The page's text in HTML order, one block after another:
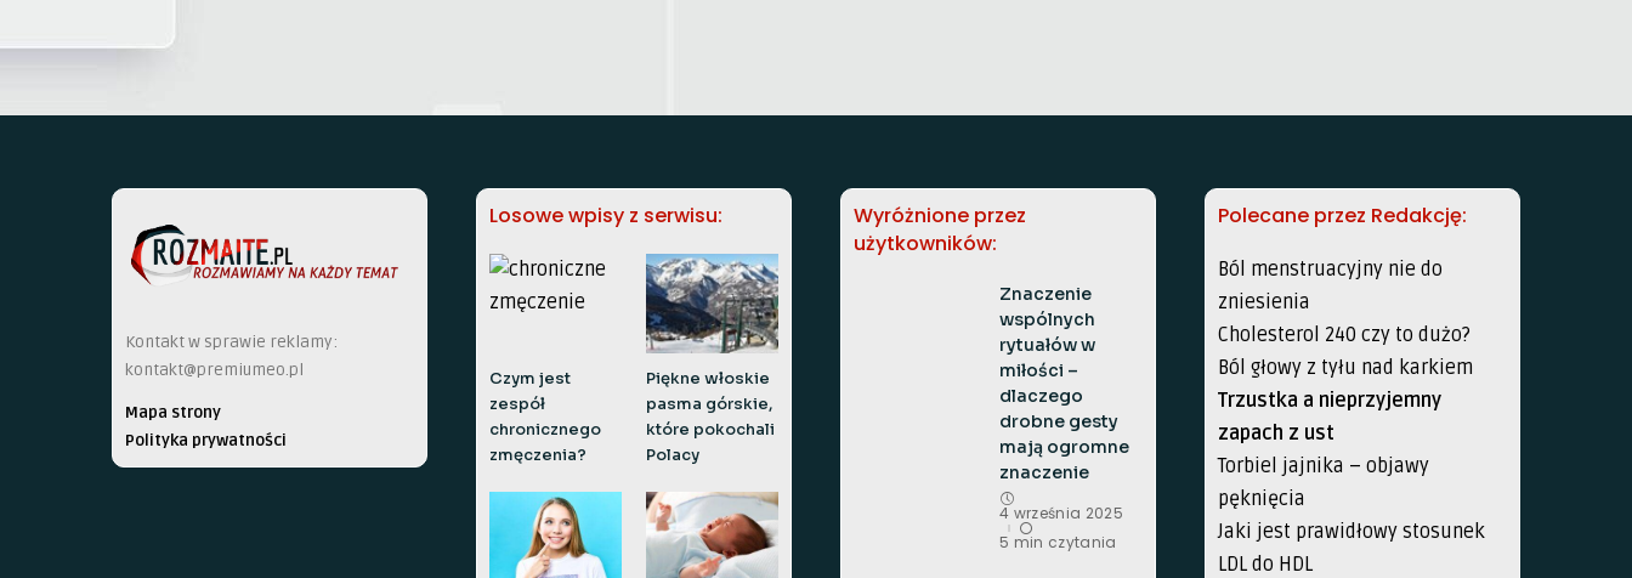
Kontakt w sprawie reklamy:
kontakt@premiumeo.pl
Mapa strony
Polityka prywatności
Losowe wpisy z serwisu:
Czym jest
zespół
chronicznego
zmęczenia?
Piękne włoskie
pasma górskie,
które pokochali
Polacy
Wyróżnione przez
użytkowników:
Znaczenie
wspólnych
rytuałów w
miłości –
dlaczego
drobne gesty
mają ogromne
znaczenie
4 września 2025
5 min czytania
Polecane przez Redakcję:
Ból menstruacyjny nie do
zniesienia
Cholesterol 240 czy to dużo?
Ból głowy z tyłu nad karkiem
Trzustka a nieprzyjemny
zapach z ust
Torbiel jajnika – objawy
pęknięcia
Jaki jest prawidłowy stosunek
LDL do HDL